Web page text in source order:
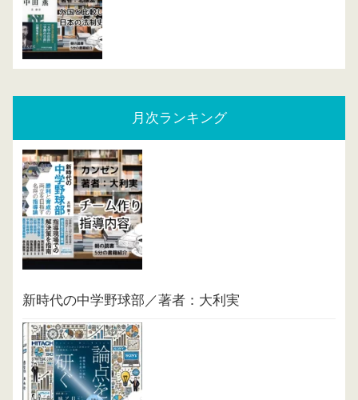
月次ランキング
新時代の中学野球部／著者：大利実